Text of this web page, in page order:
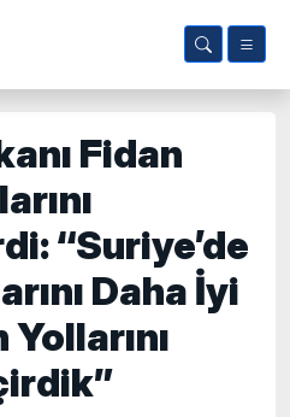
Fidan
“Suriye’de
Daha İyi